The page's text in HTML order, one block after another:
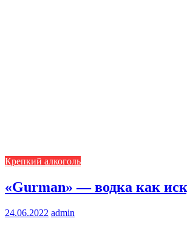
Крепкий алкоголь
«Gurman» — водка как
24.06.2022 admin